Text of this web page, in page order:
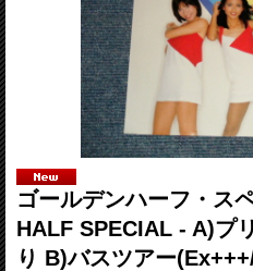
ゴールデンハーフ・ス
HALF SPECIAL - A)プ
り B)バスツアー